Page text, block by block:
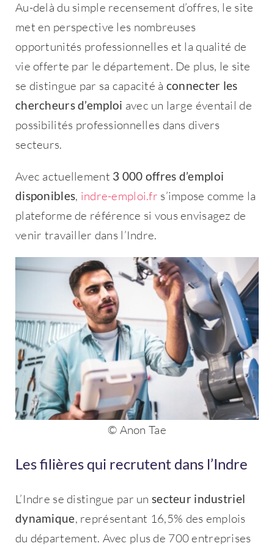
Au-delà du simple recensement d’offres, le site
met en perspective les nombreuses
opportunités professionnelles et la qualité de
vie offerte par le département. De plus, le site
se distingue par sa capacité à connecter les
chercheurs d’emploi avec un large éventail de
possibilités professionnelles dans divers
secteurs.
Avec actuellement 3 000 offres d’emploi
disponibles, indre-emploi.fr s’impose comme la
plateforme de référence si vous envisagez de
venir travailler dans l’Indre.
© Anon Tae
Les filières qui recrutent dans l’Indre
L’Indre se distingue par un secteur industriel
dynamique, représentant 16,5% des emplois
du département. Avec plus de 700 entreprises
Contacter